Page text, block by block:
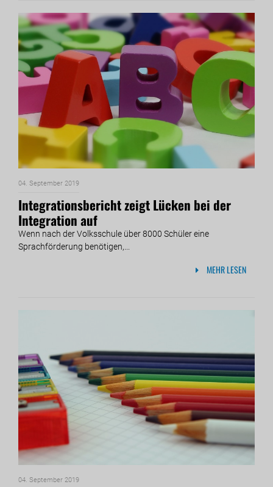
04. September 2019
Integrationsbericht zeigt Lücken bei der
Integration auf
Wenn nach der Volksschule über 8000 Schüler eine
Sprachförderung benötigen,...
MEHR LESEN
04. September 2019